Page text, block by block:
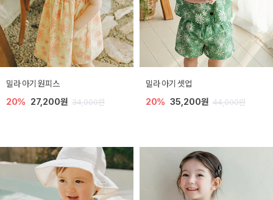
밀라 아기 원피스
20% 27,200원 34,000원
밀라 아기 셋업
20% 35,200원 44,000원